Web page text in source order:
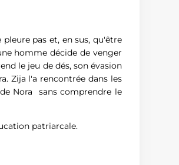
pas et, en sus, qu'être
homme décide de venger
le jeu de dés, son évasion
Zija l'a rencontrée dans les
Nora sans comprendre le
patriarcale.